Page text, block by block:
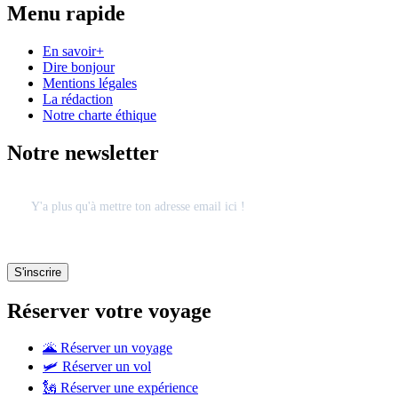
Menu rapide
En savoir+
Dire bonjour
Mentions légales
La rédaction
Notre charte éthique
Notre newsletter
Réserver votre voyage
🌋 Réserver un voyage
🛩 Réserver un vol
🗽 Réserver une expérience